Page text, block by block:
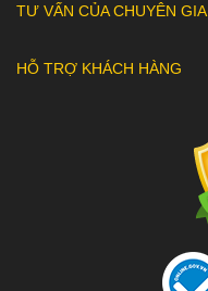
TƯ VẤN CỦA CHUYÊN GIA
HỖ TRỢ KHÁCH HÀNG